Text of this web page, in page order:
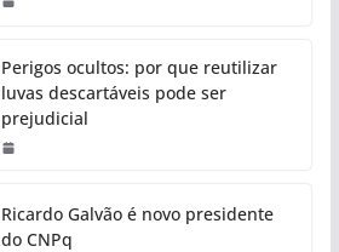
Perigos ocultos: por que reutilizar
luvas descartáveis pode ser
prejudicial
Ricardo Galvão é novo presidente
do CNPq